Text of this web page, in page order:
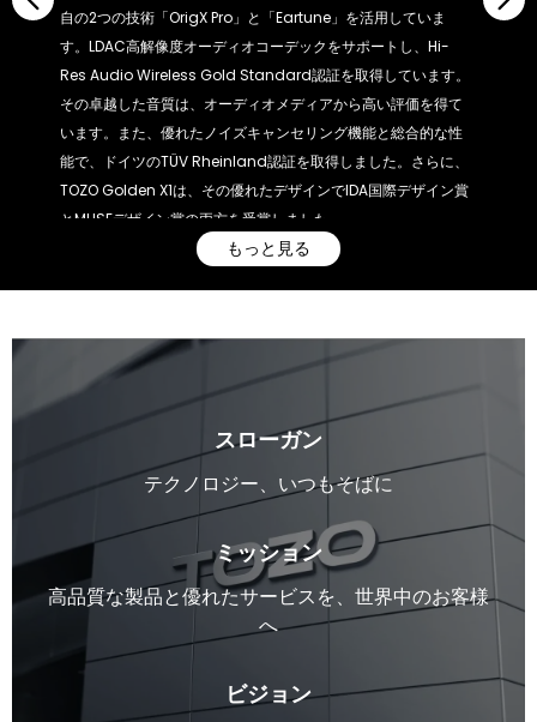
自の2つの技術「OrigX Pro」と「Eartune」を活用していま
す。LDAC高解像度オーディオコーデックをサポートし、Hi-
Res Audio Wireless Gold Standard認証を取得しています。
その卓越した音質は、オーディオメディアから高い評価を得て
います。また、優れたノイズキャンセリング機能と総合的な性
能で、ドイツのTÜV Rheinland認証を取得しました。さらに、
TOZO Golden X1は、その優れたデザインでIDA国際デザイン賞
とMUSEデザイン賞の両方を受賞しました。
もっと見る
スローガン
テクノロジー、いつもそばに
ミッション
高品質な製品と優れたサービスを、世界中のお客様
へ
ビジョン